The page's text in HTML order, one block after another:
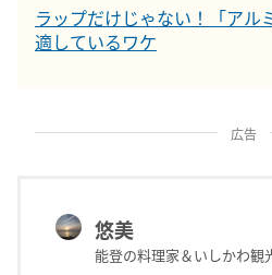
ラップだけじゃない！「アル
適しているワケ
広告
悠美
能登の料理家＆いしかわ観